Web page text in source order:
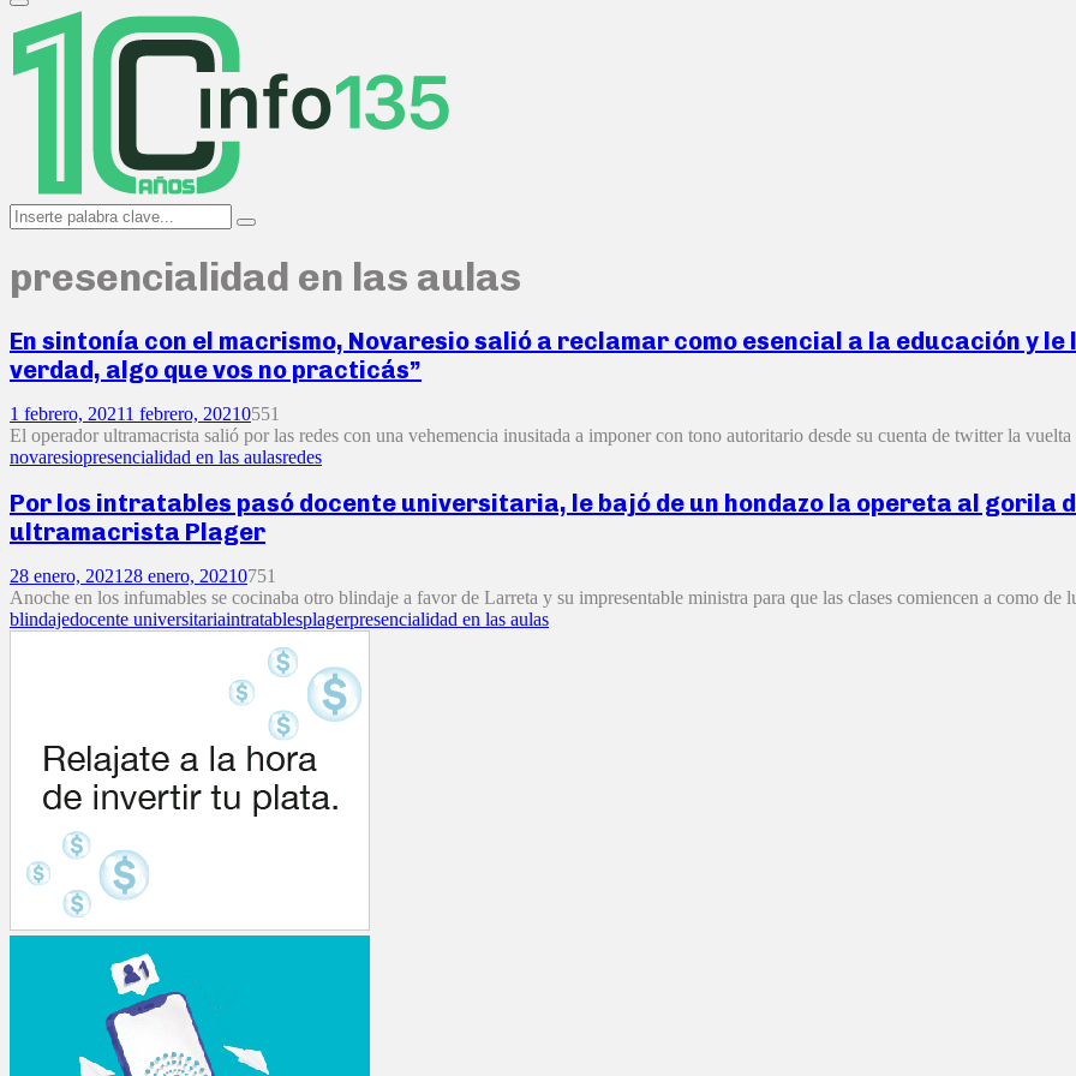
Primary
Menu
Search
for:
Search
presencialidad en las aulas
En sintonía con el macrismo, Novaresio salió a reclamar como esencial a la educación y
verdad, algo que vos no practicás”
1 febrero, 20211 febrero, 20210551
El operador ultramacrista salió por las redes con una vehemencia inusitada a imponer con tono autoritario desde su cuenta de twitter la vuelta
novaresiopresencialidad en las aulasredes
Por los intratables pasó docente universitaria, le bajó de un hondazo la opereta al gorila
ultramacrista Plager
28 enero, 202128 enero, 20210751
Anoche en los infumables se cocinaba otro blindaje a favor de Larreta y su impresentable ministra para que las clases comiencen a como de
blindajedocente universitariaintratablesplagerpresencialidad en las aulas